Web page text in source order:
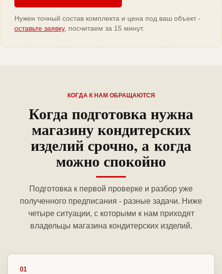
Нужен точный состав комплекта и цена под ваш объект -
оставьте заявку, посчитаем за 15 минут.
КОГДА К НАМ ОБРАЩАЮТСЯ
Когда подготовка нужна
магазину кондитерских
изделий срочно, а когда
можно спокойно
Подготовка к первой проверке и разбор уже
полученного предписания - разные задачи. Ниже
четыре ситуации, с которыми к нам приходят
владельцы магазина кондитерских изделий.
01